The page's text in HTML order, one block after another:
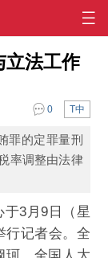
立法工作
T中
0
罪的定罪量刑
率调整由法律
3月9日（星
行记者会。全